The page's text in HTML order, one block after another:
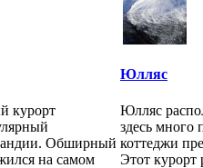
курорт
Обширный
на самом
Юлляс
Юлляс
здесь много
коттеджи
Этот курорт